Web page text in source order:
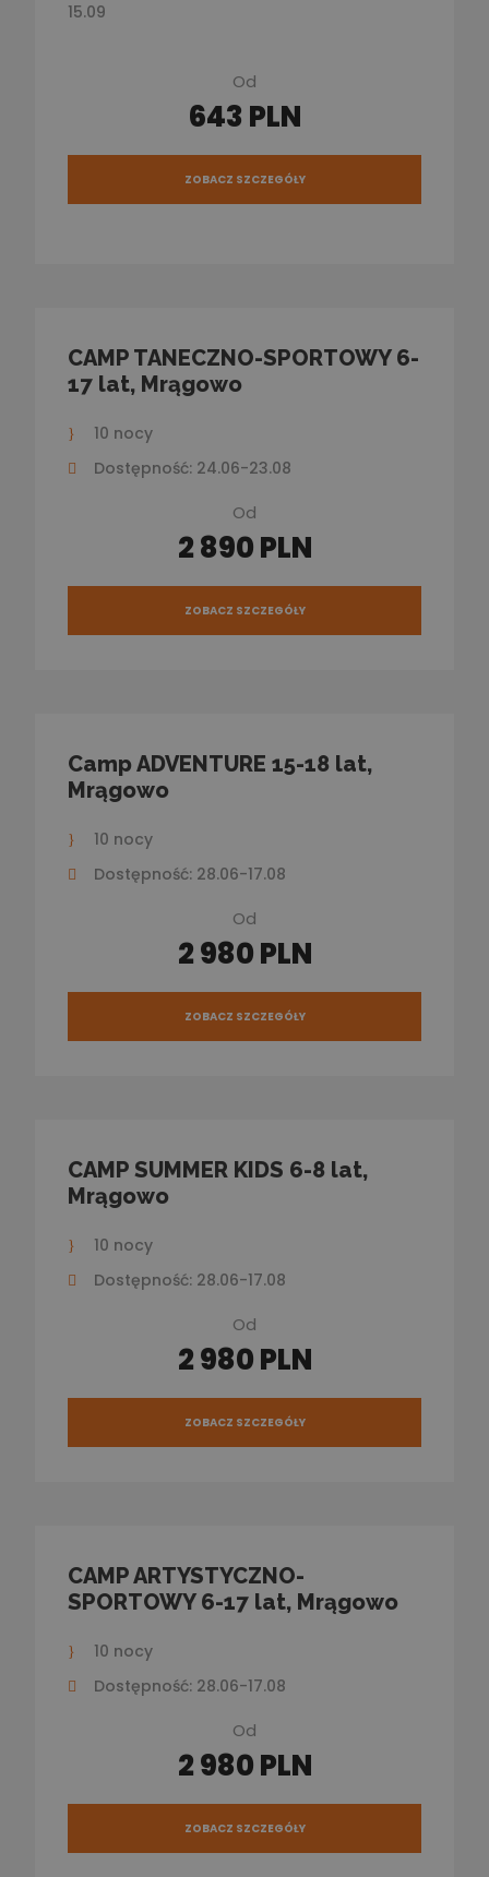
15.09
Od
643 PLN
ZOBACZ SZCZEGÓŁY
CAMP TANECZNO-SPORTOWY 6-
17 lat, Mrągowo
10 nocy
Dostępność: 24.06-23.08
Od
2 890 PLN
ZOBACZ SZCZEGÓŁY
Camp ADVENTURE 15-18 lat,
Mrągowo
10 nocy
Dostępność: 28.06-17.08
Od
2 980 PLN
ZOBACZ SZCZEGÓŁY
CAMP SUMMER KIDS 6-8 lat,
Mrągowo
10 nocy
Dostępność: 28.06-17.08
Od
2 980 PLN
ZOBACZ SZCZEGÓŁY
CAMP ARTYSTYCZNO-
SPORTOWY 6-17 lat, Mrągowo
10 nocy
Dostępność: 28.06-17.08
Od
2 980 PLN
ZOBACZ SZCZEGÓŁY